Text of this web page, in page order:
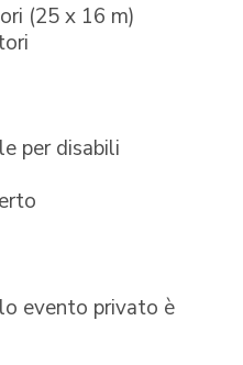
(25 x 16 m)
per disabili
evento privato è